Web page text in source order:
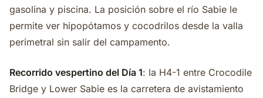
gasolina y piscina. La posición sobre el río Sabie le
permite ver hipopótamos y cocodrilos desde la valla
perimetral sin salir del campamento.
Recorrido vespertino del Día 1: la H4-1 entre Crocodile
Bridge y Lower Sabie es la carretera de avistamiento